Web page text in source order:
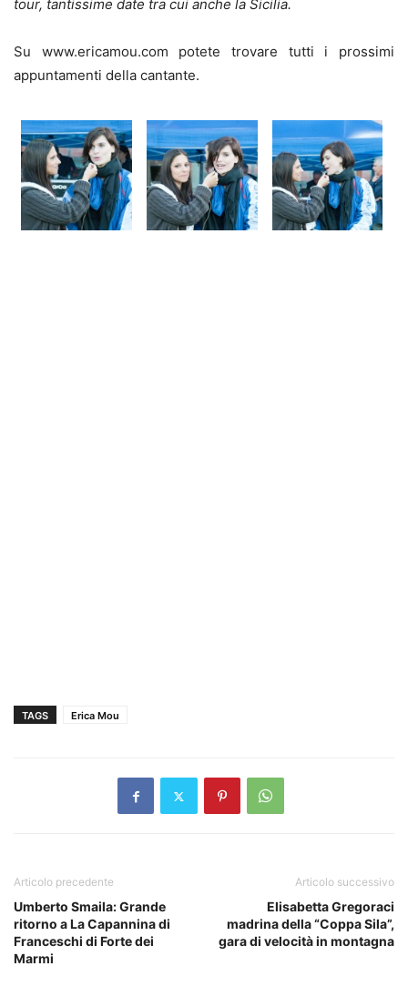
tour, tantissime date tra cui anche la Sicilia.
Su www.ericamou.com potete trovare tutti i prossimi
appuntamenti della cantante.
TAGS Erica Mou
Articolo precedente
Umberto Smaila: Grande
ritorno a La Capannina di
Franceschi di Forte dei
Marmi
Articolo successivo
Elisabetta Gregoraci
madrina della “Coppa Sila”,
gara di velocità in montagna